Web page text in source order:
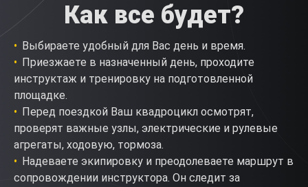
Как все будет?
Выбираете удобный для Вас день и время.
Приезжаете в назначенный день, проходите
инструктаж и тренировку на подготовленной
площадке.
Перед поездкой Ваш квадроцикл осмотрят,
проверят важные узлы, электрические и рулевые
агрегаты, ходовую, тормоза.
Надеваете экипировку и преодолеваете маршрут в
сопровождении инструктора. Он следит за